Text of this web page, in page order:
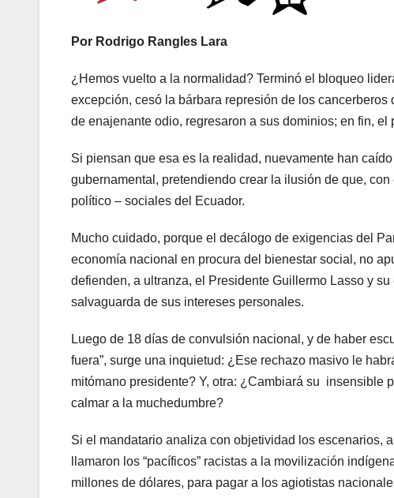
Por Rodrigo Rangles Lara
¿Hemos vuelto a la normalidad? Terminó el bloqueo
excepción, cesó la bárbara represión de los
de enajenante odio, regresaron a sus dominios; en fin,
Si piensan que esa es la realidad, nuevamente han
gubernamental, pretendiendo crear la ilusión de que,
político – sociales del Ecuador.
Mucho cuidado, porque el decálogo de exigencias del
economía nacional en procura del bienestar social, no
defienden, a ultranza, el Presidente Guillermo Lasso y
salvaguarda de sus intereses personales.
Luego de 18 días de convulsión nacional, y de haber
fuera”, surge una inquietud: ¿Ese rechazo masivo le
mitómano presidente? Y, otra: ¿Cambiará su insensible
calmar a la muchedumbre?
Si el mandatario analiza con objetividad los escenarios,
llamaron los “pacíficos” racistas a la movilización
millones de dólares, para pagar a los agiotistas